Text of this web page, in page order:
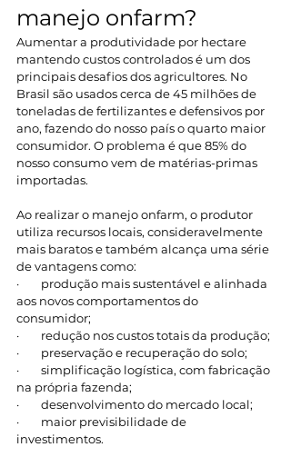
manejo onfarm?
Aumentar a produtividade por hectare
mantendo custos controlados é um dos
principais desafios dos agricultores. No
Brasil são usados cerca de 45 milhões de
toneladas de fertilizantes e defensivos por
ano, fazendo do nosso país o quarto maior
consumidor. O problema é que 85% do
nosso consumo vem de matérias-primas
importadas.
Ao realizar o manejo onfarm, o produtor
utiliza recursos locais, consideravelmente
mais baratos e também alcança uma série
de vantagens como:
·        produção mais sustentável e alinhada
aos novos comportamentos do
consumidor;
·        redução nos custos totais da produção;
·        preservação e recuperação do solo;
·        simplificação logística, com fabricação
na própria fazenda;
·        desenvolvimento do mercado local;
·        maior previsibilidade de
investimentos.